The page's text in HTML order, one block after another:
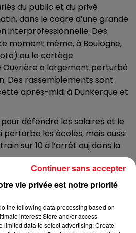
du public et du privé
dans le cadre d’une grande
interprofessionnelle. Des
moment même, à Boulogne,
ou le cortège
a largement perturbé
Des rassemblements sont
après-midi à Dunkerque et
défendre les salaires et le
perturbe les écoles, mais aussi
sur 10 à l’arrêt auj dans la
salariés de l’entreprise de
se sont aussi mobilisés, tôt ce
Un piquet de grève a
de l’A26, a quelques centaines
vie privée est notre priorité
the following data processing based on
interest: Store and/or access
limited data to select advertising; Create
Continuer sans accepter